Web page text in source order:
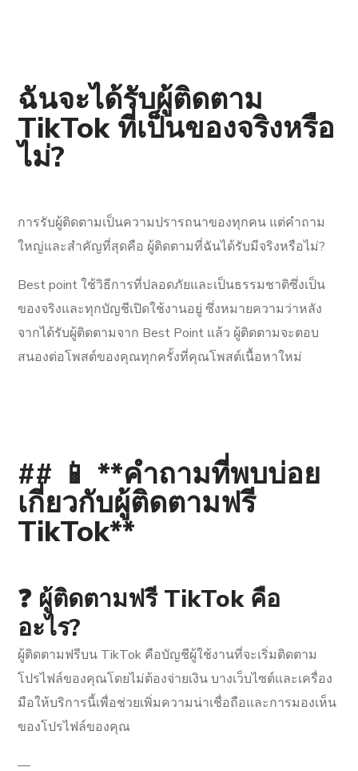
ฉันจะได้รับผู้ติดตาม
TikTok ที่เป็นของจริงหรือ
ไม่?
การรับผู้ติดตามเป็นความปรารถนาของทุกคน แต่คำถาม
ใหญ่และสำคัญที่สุดคือ ผู้ติดตามที่ฉันได้รับมีจริงหรือไม่?
Best point ใช้วิธีการที่ปลอดภัยและเป็นธรรมชาติซึ่งเป็น
ของจริงและทุกบัญชีเปิดใช้งานอยู่ ซึ่งหมายความว่าหลัง
จากได้รับผู้ติดตามจาก Best Point แล้ว ผู้ติดตามจะตอบ
สนองต่อโพสต์ของคุณทุกครั้งที่คุณโพสต์เนื้อหาใหม่
## 📱 **คำถามที่พบบ่อย
เกี่ยวกับผู้ติดตามฟรี
TikTok**
❓ ผู้ติดตามฟรี TikTok คือ
อะไร?
ผู้ติดตามฟรีบน TikTok คือบัญชีผู้ใช้งานที่จะเริ่มติดตาม
โปรไฟล์ของคุณโดยไม่ต้องจ่ายเงิน บางเว็บไซต์และเครื่อง
มือให้บริการนี้เพื่อช่วยเพิ่มความน่าเชื่อถือและการมองเห็น
ของโปรไฟล์ของคุณ
—